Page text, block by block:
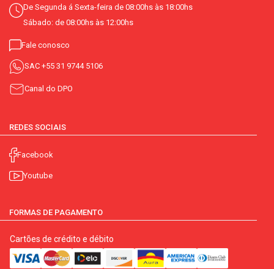
De Segunda á Sexta-feira de 08:00hs às 18:00hs
Sábado: de 08:00hs às 12:00hs
Fale conosco
SAC +55 31 9744 5106
Canal do DPO
REDES SOCIAIS
Facebook
Youtube
FORMAS DE PAGAMENTO
Cartões de crédito e débito